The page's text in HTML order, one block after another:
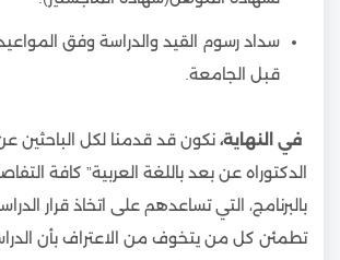
سداد رسوم القيد والدراسة وفق
قبل الجامعة.
في النهاية، نكون قد قدمنا لكل الباحثين
الدكتوراه عن بعد باللغة العربية” كافة
بالبرنامج، التي تساعدهم على اتخاذ قرار
تطمئن كل من يتخوف من الاعتراف بأن